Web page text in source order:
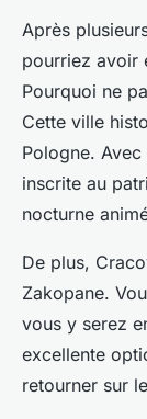
Après
pourriez avoir
Pourquoi ne
Cette ville
Pologne.
inscrite au
nocturne
De plus,
Zakopane.
vous y serez
excellente
retourner sur